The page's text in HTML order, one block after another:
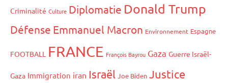
Criminalité Culture Diplomatie Donald Trump
Défense Emmanuel Macron Environnement Espagne
FOOTBALL FRANCE François Bayrou Gaza Guerre Israël-
Gaza Immigration iran Israël Joe Biden Justice